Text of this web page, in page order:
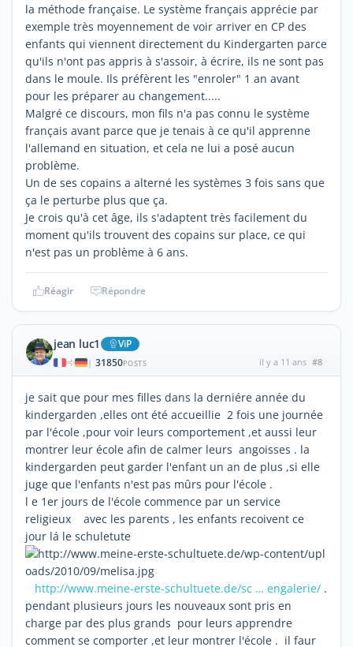
la méthode française. Le système français apprécie par
exemple très moyennement de voir arriver en CP des
enfants qui viennent directement du Kindergarten parce
qu'ils n'ont pas appris à s'assoir, à écrire, ils ne sont pas
dans le moule. Ils préfèrent les "enroler" 1 an avant
pour les préparer au changement.....
Malgré ce discours, mon fils n'a pas connu le système
français avant parce que je tenais à ce qu'il apprenne
l'allemand en situation, et cela ne lui a posé aucun
problème.
Un de ses copains a alterné les systèmes 3 fois sans que
ça le perturbe plus que ça.
Je crois qu'à cet âge, ils s'adaptent très facilement du
moment qu'ils trouvent des copains sur place, ce qui
n'est pas un problème à 6 ans.
Réagir Répondre
jean luc1 ViP
| 31850POSTS il y a 11 ans #8
je sait que pour mes filles dans la derniére année du
kindergarden ,elles ont été accueillie 2 fois une journée
par l'école ,pour voir leurs comportement ,et aussi leur
montrer leur école afin de calmer leurs angoisses . la
kindergarden peut garder l'enfant un an de plus ,si elle
juge que l'enfants n'est pas mûrs pour l'école .
l e 1er jours de l'école commence par un service
religieux avec les parents , les enfants recoivent ce
jour lá le schuletute
http://www.meine-erste-schultuete.de/sc … engalerie/ .
pendant plusieurs jours les nouveaux sont pris en
charge par des plus grands pour leurs apprendre
comment se comporter ,et leur montrer l'école . il faur